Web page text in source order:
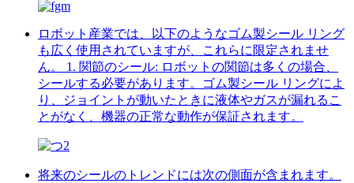
ロボット産業では、以下のようなゴム製シール リング
も広く使用されていますが、これらに限定されませ
ん。 1. 関節のシール: ロボットの関節は多くの場合、
シールする必要があります。ゴム製シール リングによ
り、ジョイントが動いたときに液体やガスが漏れるこ
とがなく、機器の正常な動作が保証されます。
将来のシールのトレンドには次の側面が含まれます。